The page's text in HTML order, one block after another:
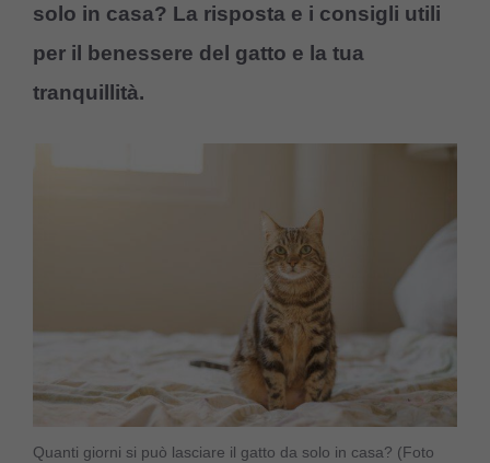
solo in casa? La risposta e i consigli utili
per il benessere del gatto e la tua
tranquillità.
Quanti giorni si può lasciare il gatto da solo in casa? (Foto